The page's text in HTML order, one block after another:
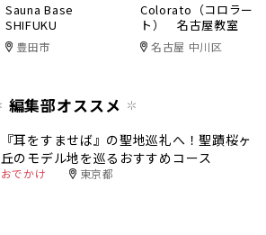
Sauna Base
SHIFUKU
豊田市
Colorato（コロラー
ト） 名古屋教室
名古屋 中川区
編集部オススメ
『耳をすませば』の聖地巡礼へ！聖蹟桜ヶ
丘のモデル地を巡るおすすめコース
おでかけ 東京都